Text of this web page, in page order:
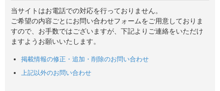
当サイトはお電話での対応を行っておりません。
ご希望の内容ごとにお問い合わせフォームをご用意しておりま
すので、お手数ではございますが、下記よりご連絡をいただけ
ますようお願いいたします。
掲載情報の修正・追加・削除のお問い合わせ
上記以外のお問い合わせ